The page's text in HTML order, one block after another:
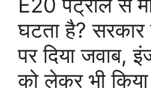
घटता है?
पर दिया जवाब,
को लेकर भी किया